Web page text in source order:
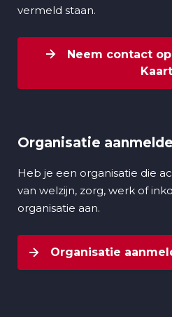
vermeld staan.
Neem contact
Kaart
Organisatie
Heb je een organisatie die
van welzijn, zorg, werk of
organisatie aan.
Organisatie